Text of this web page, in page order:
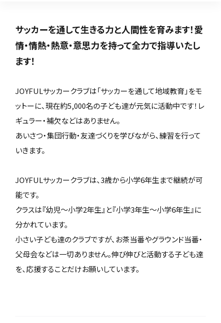
サッカーを通して生きる力と人間性を育みます！愛
情・情熱・熱意・意思力を持って全力で指導いたし
ます！
JOYFULサッカークラブは「サッカーを通して地域教育」をモ
ットーに、現在約5,000名の子ども達が元気に活動中です！レ
ギュラー・補欠などはありません。
あいさつ・集団行動・友達づくりを学びながら、練習を行って
いきます。
JOYFULサッカークラブは、3歳から小学6年生まで継続が可
能です。
クラスは『幼児～小学2年生』と『小学3年生～小学6年生』に
分かれています。
小さい子ども達のクラブですが、お茶当番やグラウンド当番・
父母会などは一切ありません。伸び伸びと活動する子ども達
を、応援することだけお願いしています。